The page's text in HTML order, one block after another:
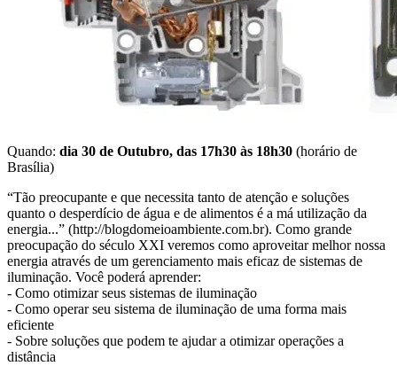
Quando: dia 30 de Outubro, das 17h30 às 18h30 (horário de
Brasília)
“Tão preocupante e que necessita tanto de atenção e soluções
quanto o desperdício de água e de alimentos é a má utilização da
energia...” (http://blogdomeioambiente.com.br). Como grande
preocupação do século XXI veremos como aproveitar melhor nossa
energia através de um gerenciamento mais eficaz de sistemas de
iluminação. Você poderá aprender:
- Como otimizar seus sistemas de iluminação
- Como operar seu sistema de iluminação de uma forma mais
eficiente
- Sobre soluções que podem te ajudar a otimizar operações a
distância